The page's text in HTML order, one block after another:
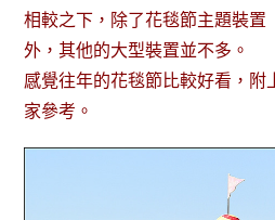
相較之下，除了花毯節主題裝置
外，其他的大型裝置並不多。
感覺往年的花毯節比較好看，附
家參考。